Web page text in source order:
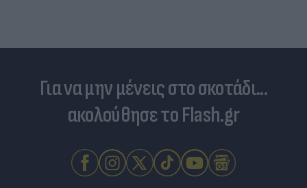
Για να μην μένεις στο σκοτάδι...
ακολούθησε το Flash.gr